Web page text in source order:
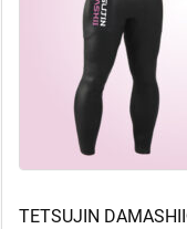
TETSUJIN